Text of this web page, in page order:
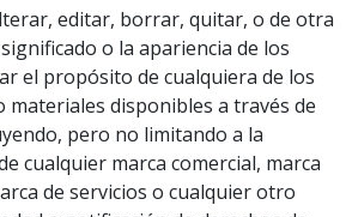
editar, borrar, quitar, o de otra
o la apariencia de los
el propósito de cualquiera de los
materiales disponibles a través de
pero no limitando a la
cualquier marca comercial, marca
de servicios o cualquier otro